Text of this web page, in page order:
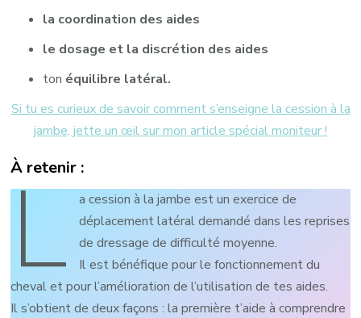
la coordination des aides
le dosage et la discrétion des aides
ton équilibre latéral.
Si tu es curieux de savoir comment s’enseigne la cession à la
jambe, jette un œil sur mon article spécial moniteur !
À retenir :
L
a cession à la jambe est un exercice de
déplacement latéral demandé dans les reprises
de dressage de difficulté moyenne.
Il est bénéfique pour le fonctionnement du
cheval et pour l’amélioration de l’utilisation de tes aides.
Il s’obtient de deux façons : la première t’aide à comprendre